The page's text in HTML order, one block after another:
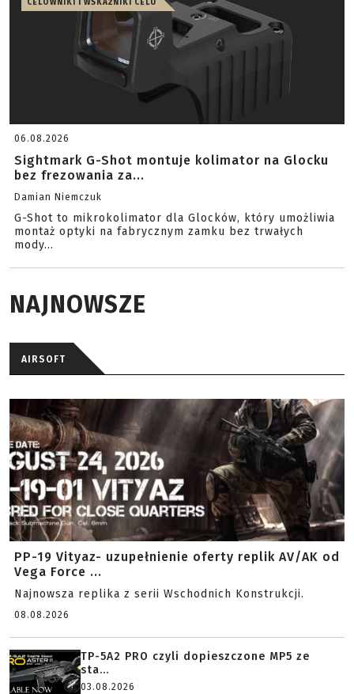
CELOWNIKI I WSKAŹNIKI CELU
06.08.2026
Sightmark G-Shot montuje kolimator na Glocku
bez frezowania za...
Damian Niemczuk
G-Shot to mikrokolimator dla Glocków, który umożliwia
montaż optyki na fabrycznym zamku bez trwałych
mody...
NAJNOWSZE
AIRSOFT
PP-19 Vityaz- uzupełnienie oferty replik AV/AK od
Vega Force ...
Najnowsza replika z serii Wschodnich Konstrukcji.
08.08.2026
TP-5A2 PRO czyli dopieszczone MP5 ze
sta...
03.08.2026